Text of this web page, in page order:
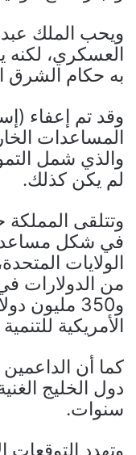
ويحب الملك عبد
العسكري، لكنه
به حكام الشرق
وقد تم إعفاء
المساعدات
والذي شمل
لم يكن كذلك.
في شكل
الولايات
من الدولارات
و350 مليون
الأمريكية
كما أن الداعمين
دول الخليج
سنوات.
وتهدد التوقعات